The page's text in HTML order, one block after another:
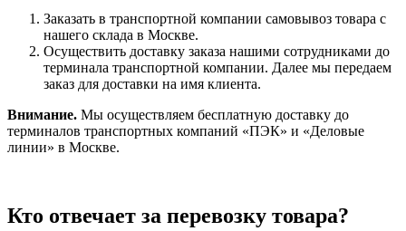
Заказать в транспортной компании самовывоз товара с
нашего склада в Москве.
Осуществить доставку заказа нашими сотрудниками до
терминала транспортной компании. Далее мы передаем
заказ для доставки на имя клиента.
Внимание. Мы осуществляем бесплатную доставку до
терминалов транспортных компаний «ПЭК» и «Деловые
линии» в Москве.
Кто отвечает за перевозку товара?